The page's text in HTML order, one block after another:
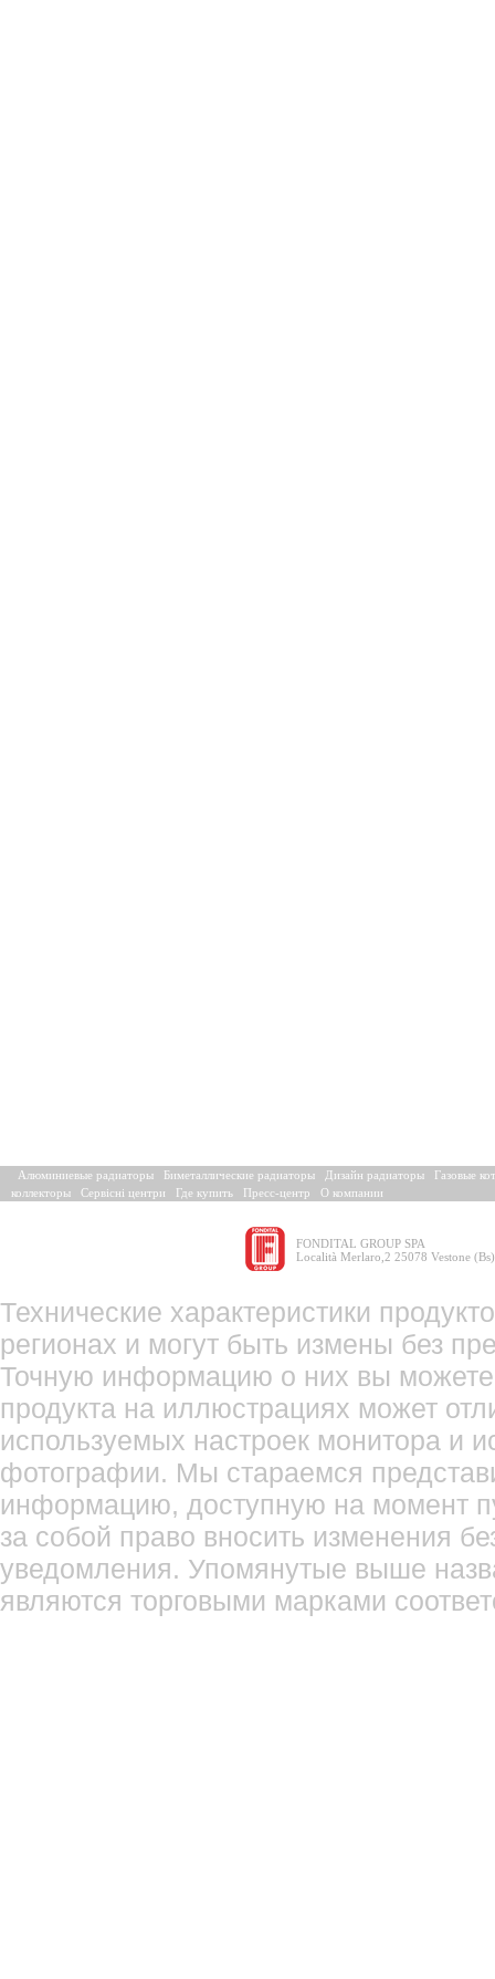
Алюминиевые радиаторы Биметаллические радиаторы Дизайн радиаторы
Газовые
коллекторы
Сервісні центри Где купить Пресс-центр О компании
FONDITAL GROUP SPA
Località Merlaro,2 25078 Vestone (Bs)
Технические характеристики
регионах и могут быть измены без
Точную информацию о них вы можете
продукта на иллюстрациях может
используемых настроек монитора и
фотографии. Мы стараемся
информацию, доступную на момент
за собой право вносить изменения
уведомления. Упомянутые выше
являются торговыми марками